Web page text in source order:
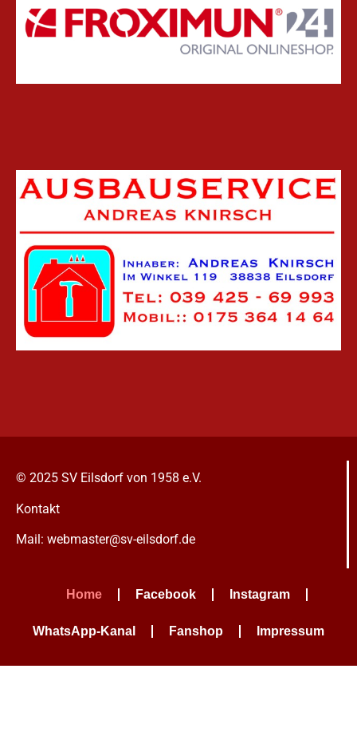
© 2025 SV Eilsdorf von 1958 e.V.
Kontakt
Mail: webmaster@sv-eilsdorf.de
Home Facebook Instagram
WhatsApp-Kanal Fanshop Impressum